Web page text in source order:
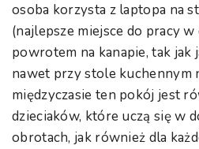
osoba korzysta z laptopa na
(najlepsze miejsce do pracy
powrotem na kanapie, tak
nawet przy stole kuchennym
międzyczasie ten pokój jest
dzieciaków, które uczą się w
obrotach, jak również dla